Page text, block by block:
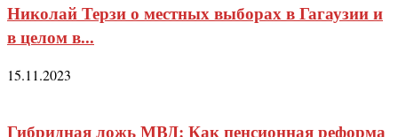
Николай Терзи о местных выборах в Гагаузии и
в целом в...
15.11.2023
Гибридная ложь МВД: Как пенсионная реформа